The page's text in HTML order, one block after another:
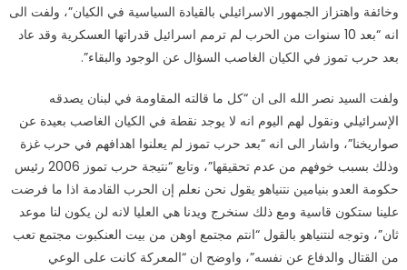
وخائفة واهتزاز الجمهور الاسرائيلي بالقيادة السياسية في الكيان”، ولفت الى
انه “بعد 10 سنوات من الحرب لم ترمم اسرائيل قدراتها العسكرية وقد عاد
بعد حرب تموز في الكيان الغاصب السؤال عن الوجود والبقاء”.
ولفت السيد نصر الله الى ان “كل ما قالته المقاومة في لبنان يصدقه
الإسرائيلي ونقول لهم اليوم انه لا يوجد نقطة في الكيان الغاصب بعيدة عن
صواريخنا”، واشار الى انه “بعد حرب تموز لم يعلنوا اهدافهم في حرب غزة
وذلك بسبب خوفهم من عدم تحقيقها”، وتابع “نتيجة حرب تموز 2006 رئيس
حكومة العدو بنيامين نتنياهو يقول نحن نعلم إن الحرب القادمة اذا ما فرضت
علينا ستكون قاسية ومع ذلك سنخرج ويدنا هي العليا لانه لن يكون لنا موعد
ثان”، وتوجه لنتنياهو بالقول “انتم مجتمع اوهن من بيت العنكبوت مجتمع تعب
من القتال والدفاع عن نفسه”، واوضح ان “المعركة كانت على الوعي